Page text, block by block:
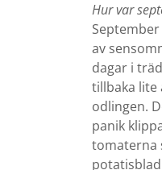
Hur var
av
dagar i
tillbaka lite
odlingen.
panik
tomaterna